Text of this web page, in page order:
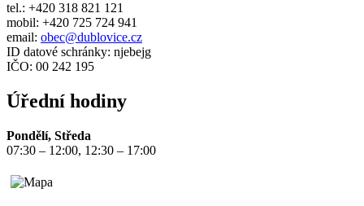
tel.: +420 318 821 121
mobil: +420 725 724 941
email: obec@dublovice.cz
ID datové schránky: njebejg
IČO: 00 242 195
Úřední hodiny
Pondělí, Středa
07:30 – 12:00, 12:30 – 17:00